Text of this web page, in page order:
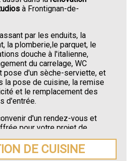
à Frontignan-de-
par les enduits, la
la plomberie,le parquet, le
douche à l'italienne,
du carrelage, WC
pose d'un sèche-serviette, et
la pose de cuisine, la remise
et le remplacement des
d'entrée.
d'un rendez-vous et
pour votre projet de
d'appartement près de
. DE CUISINE